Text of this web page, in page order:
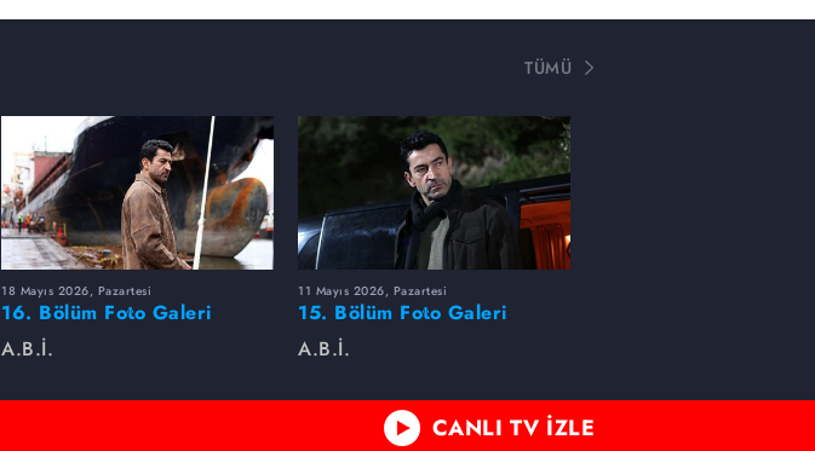
TÜMÜ
18 Mayıs 2026, Pazartesi
16. Bölüm Foto Galeri
A.B.İ.
11 Mayıs 2026, Pazartesi
15. Bölüm Foto Galeri
A.B.İ.
CANLI TV İZLE